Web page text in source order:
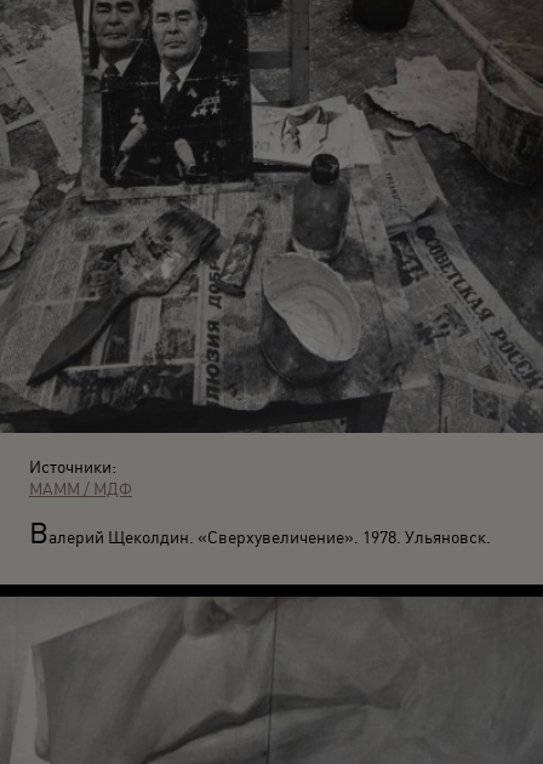
Источники:
МАММ / МДФ
Валерий Щеколдин. «Сверхувеличение». 1978. Ульяновск.